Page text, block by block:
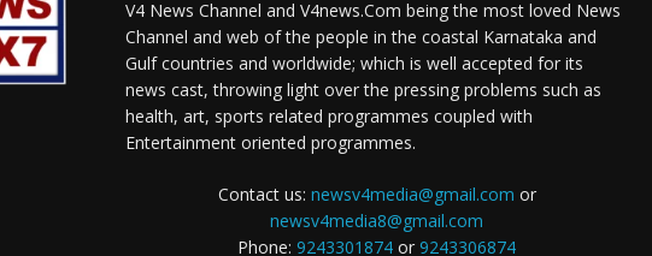
V4 News Channel and V4news.Com being the most loved News
Channel and web of the people in the coastal Karnataka and
Gulf countries and worldwide; which is well accepted for its
news cast, throwing light over the pressing problems such as
health, art, sports related programmes coupled with
Entertainment oriented programmes.
Contact us: newsv4media@gmail.com or
newsv4media8@gmail.com
Phone: 9243301874 or 9243306874